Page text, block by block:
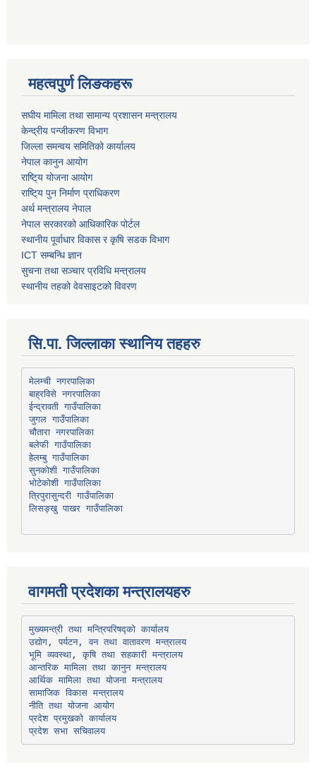
महत्वपुर्ण लिङकहरू
स‌घीय मामिला तथा सामान्य प्रशासन मन्त्रालय
केन्द्रीय पन्जीकरण विभाग
जिल्ला समन्वय समितिको कार्यालय
नेपाल कानुन आयोग
राष्टि्य योजना आयोग
राष्टि्य पुन निर्माण प्राधिकरण
अर्थ मन्त्रालय नेपाल
नेपाल सरकारको आधिकारिक पोर्टल
स्थानीय पूर्वाधार विकास र कृषि सडक विभाग
ICT सम्बन्धि ज्ञान
सुचना तथा सञ्चार प्रविधि मन्त्रालय
स्थानीय तहको वेवसाइटको विवरण
सि.पा. जिल्लाका स्थानिय तहहरु
मेलम्ची नगरपालिका
बाह्रविसे नगरपालिका
ईन्द्रावती गाउँपालिका
जुगल गाउँपालिका
चौतारा नगरपालिका
बलेफी गाउँपालिका
हेलम्बु गाउँपालिका
सुनकोशी गाउँपालिका
भोटेकोशी गाउँपालिका
त्रिपुरासुन्दरी गाउँपालिका
लिसङ्खु पाखर गाउँपालिका
वागमती प्रदेशका मन्त्रालयहरु
मुख्यमन्त्री तथा मन्त्रिपरिषद्को कार्यालय
उद्योग, पर्यटन, वन तथा वातावरण मन्त्रालय
भूमि व्यवस्था, कृषि तथा सहकारी मन्त्रालय
आन्तरिक मामिला तथा कानुन मन्त्रालय
आर्थिक मामिला तथा योजना मन्त्रालय
सामाजिक विकास मन्त्रालय
नीति तथा योजना आयोग
प्रदेश प्रमुखको कार्यालय
प्रदेश सभा सचिवालय